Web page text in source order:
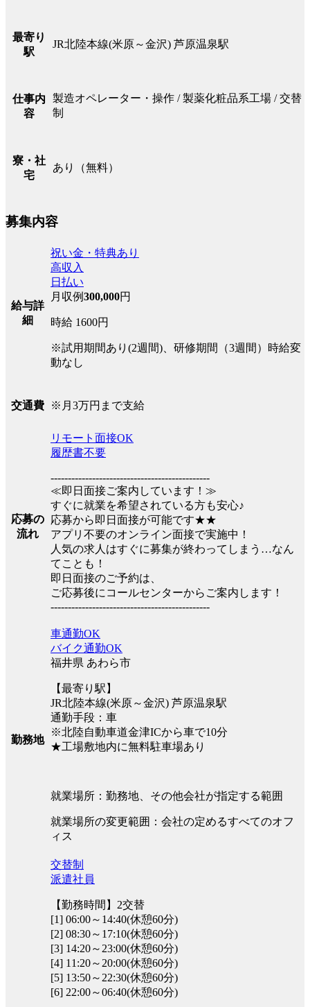
最寄り
駅
JR北陸本線(米原～金沢) 芦原温泉駅
仕事内
容
製造オペレーター・操作 / 製薬化粧品系工場 / 交替
制
寮・社
宅
あり（無料）
募集内容
給与詳
細
祝い金・特典あり
高収入
日払い
月収例300,000円
時給 1600円
※試用期間あり(2週間)、研修期間（3週間）時給変
動なし
交通費 ※月3万円まで支給
応募の
流れ
リモート面接OK
履歴書不要
----------------------------------------------
≪即日面接ご案内しています！≫
すぐに就業を希望されている方も安心♪
応募から即日面接が可能です★★
アプリ不要のオンライン面接で実施中！
人気の求人はすぐに募集が終わってしまう…なん
てことも！
即日面接のご予約は、
ご応募後にコールセンターからご案内します！
----------------------------------------------
勤務地
車通勤OK
バイク通勤OK
福井県 あわら市
【最寄り駅】
JR北陸本線(米原～金沢) 芦原温泉駅
通勤手段：車
※北陸自動車道金津ICから車で10分
★工場敷地内に無料駐車場あり
就業場所：勤務地、その他会社が指定する範囲
就業場所の変更範囲：会社の定めるすべてのオフ
ィス
交替制
派遣社員
【勤務時間】2交替
[1] 06:00～14:40(休憩60分)
[2] 08:30～17:10(休憩60分)
[3] 14:20～23:00(休憩60分)
[4] 11:20～20:00(休憩60分)
[5] 13:50～22:30(休憩60分)
[6] 22:00～06:40(休憩60分)